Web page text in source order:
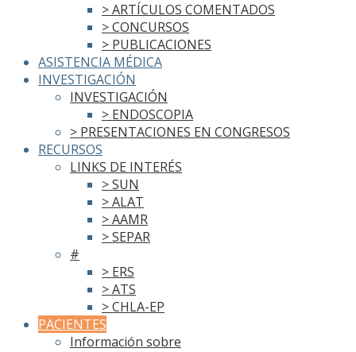
> ARTÍCULOS COMENTADOS
> CONCURSOS
> PUBLICACIONES
ASISTENCIA MÉDICA
INVESTIGACIÓN
INVESTIGACIÓN
> ENDOSCOPIA
> PRESENTACIONES EN CONGRESOS
RECURSOS
LINKS DE INTERÉS
> SUN
> ALAT
> AAMR
> SEPAR
#
> ERS
> ATS
> CHLA-EP
PACIENTES
Información sobre